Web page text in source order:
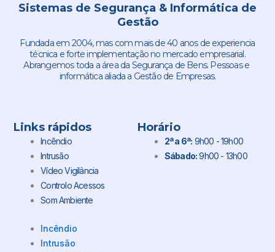
Sistemas de Segurança & Informática de
Gestão
Fundada em 2004, mas com mais de 40 anos de experiencia
técnica e forte implementação no mercado empresarial.
Abrangemos toda a área da Segurança de Bens. Pessoas e
informática aliada a Gestão de Empresas.
Links rápidos
Incêndio
Intrusão
Vídeo Vigilância
Controlo Acessos
Som Ambiente
Incêndio
Intrusão
Horário
2ª a 6ª: 9h00 - 19h00
Sábado:9h00 - 13h00